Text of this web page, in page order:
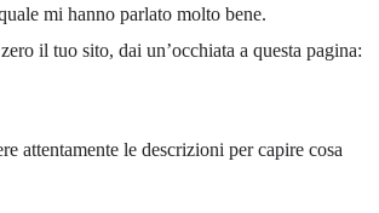
mi hanno parlato molto bene.
il tuo sito, dai un’occhiata a questa pagina:
attentamente le descrizioni per capire cosa